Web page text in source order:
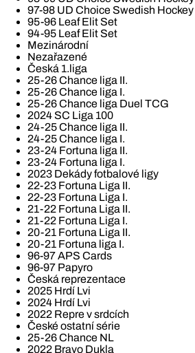
97-98 UD Choice Swedish Hockey
95-96 Leaf Elit Set
94-95 Leaf Elit Set
Mezinárodní
Nezařazené
Česká 1.liga
25-26 Chance liga II.
25-26 Chance liga I.
25-26 Chance liga Duel TCG
2024 SC Liga 100
24-25 Chance liga II.
24-25 Chance liga I.
23-24 Fortuna liga II.
23-24 Fortuna liga I.
2023 Dekády fotbalové ligy
22-23 Fortuna Liga II.
22-23 Fortuna Liga I.
21-22 Fortuna Liga II.
21-22 Fortuna Liga I.
20-21 Fortuna Liga II.
20-21 Fortuna liga I.
96-97 APS Cards
96-97 Papyro
Česká reprezentace
2025 Hrdí Lvi
2024 Hrdí Lvi
2022 Repre v srdcích
České ostatní série
25-26 Chance NL
2022 Bravo Dukla